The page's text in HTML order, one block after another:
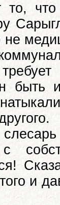
то,
не
быть
с
и